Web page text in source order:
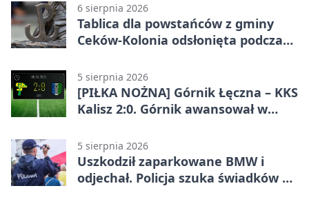
6 sierpnia 2026
Tablica dla powstańców z gminy
Ceków-Kolonia odsłonięta podczas
5 sierpnia 2026
[PIŁKA NOŻNA] Górnik Łęczna – KKS
Kalisz 2:0. Górnik awansował w
5 sierpnia 2026
Uszkodził zaparkowane BMW i
odjechał. Policja szuka świadków w